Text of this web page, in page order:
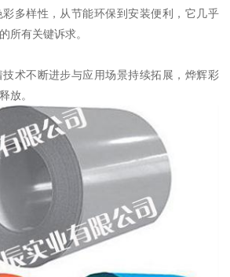
多样性，从节能环保到安装便利，它几乎
所有关键诉求。
术不断进步与应用场景持续拓展，烨辉彩
放。